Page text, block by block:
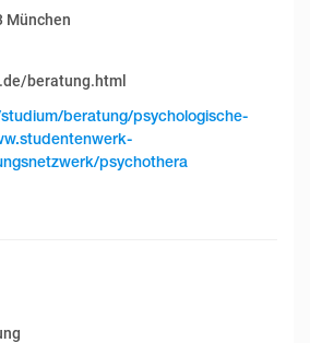
München
beratung.html
beratung/psychologische-
psychothera